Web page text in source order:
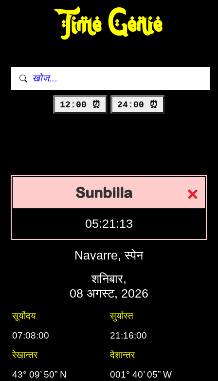
Time Genie
12:00 ⏰ 24:00 ⏰
Sunbilla
05:21:14
Navarre, स्पेन
शनिबार,
08 अगस्ट, 2026
सूर्योदय
सुर्यास्त
07:08:00
21:16:00
रेखान्तर
देशान्तर
43° 09’ 50” N
001° 40’ 05” W